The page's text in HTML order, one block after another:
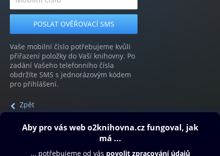
Vaše mobilní číslo potřebujeme kvůli
přiřazení položky do Vaší knihovny. Po
zadání Vašeho telefonního čísla
obdržíte SMS s jednorázovým kódem
pro přihlášení.
Zpět